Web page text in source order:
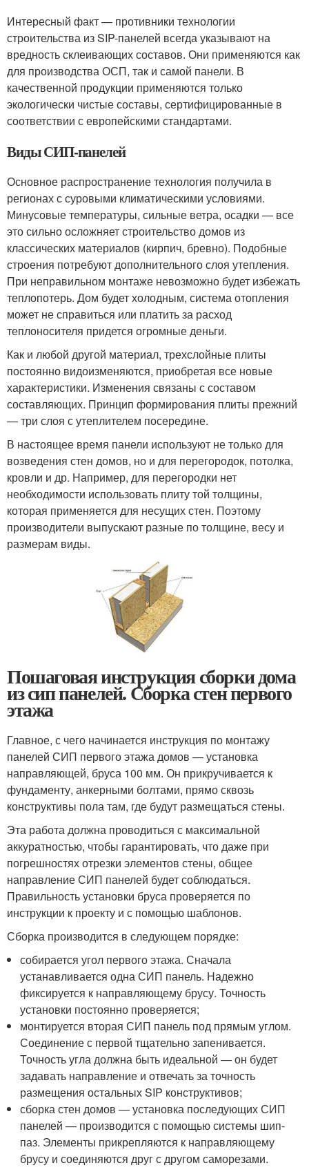
Интересный факт — противники технологии
строительства из SIP-панелей всегда указывают на
вредность склеивающих составов. Они применяются как
для производства ОСП, так и самой панели. В
качественной продукции применяются только
экологически чистые составы, сертифицированные в
соответствии с европейскими стандартами.
Виды СИП-панелей
Основное распространение технология получила в
регионах с суровыми климатическими условиями.
Минусовые температуры, сильные ветра, осадки — все
это сильно осложняет строительство домов из
классических материалов (кирпич, бревно). Подобные
строения потребуют дополнительного слоя утепления.
При неправильном монтаже невозможно будет избежать
теплопотерь. Дом будет холодным, система отопления
может не справиться или платить за расход
теплоносителя придется огромные деньги.
Как и любой другой материал, трехслойные плиты
постоянно видоизменяются, приобретая все новые
характеристики. Изменения связаны с составом
составляющих. Принцип формирования плиты прежний
— три слоя с утеплителем посередине.
В настоящее время панели используют не только для
возведения стен домов, но и для перегородок, потолка,
кровли и др. Например, для перегородки нет
необходимости использовать плиту той толщины,
которая применяется для несущих стен. Поэтому
производители выпускают разные по толщине, весу и
размерам виды.
Пошаговая инструкция сборки дома
из сип панелей. Сборка стен первого
этажа
Главное, с чего начинается инструкция по монтажу
панелей СИП первого этажа домов — установка
направляющей, бруса 100 мм. Он прикручивается к
фундаменту, анкерными болтами, прямо сквозь
конструктивы пола там, где будут размещаться стены.
Эта работа должна проводиться с максимальной
аккуратностью, чтобы гарантировать, что даже при
погрешностях отрезки элементов стены, общее
направление СИП панелей будет соблюдаться.
Правильность установки бруса проверяется по
инструкции к проекту и с помощью шаблонов.
Сборка производится в следующем порядке:
собирается угол первого этажа. Сначала
устанавливается одна СИП панель. Надежно
фиксируется к направляющему брусу. Точность
установки постоянно проверяется;
монтируется вторая СИП панель под прямым углом.
Соединение с первой тщательно запенивается.
Точность угла должна быть идеальной — он будет
задавать направление и отвечать за точность
размещения остальных SIP конструктивов;
сборка стен домов — установка последующих СИП
панелей — производится с помощью системы шип-
паз. Элементы прикрепляются к направляющему
брусу и соединяются друг с другом саморезами.